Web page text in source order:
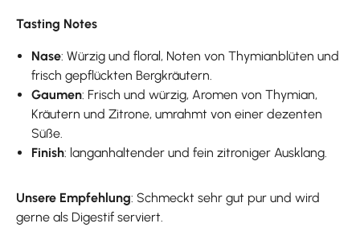
Tasting Notes
Nase: Würzig und floral, Noten von Thymianblüten und
frisch gepflückten Bergkräutern.
Gaumen: Frisch und würzig, Aromen von Thymian,
Kräutern und Zitrone, umrahmt von einer dezenten
Süße.
Finish: langanhaltender und fein zitroniger Ausklang.
Unsere Empfehlung: Schmeckt sehr gut pur und wird
gerne als Digestif serviert.